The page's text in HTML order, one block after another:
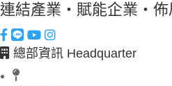
連結產業・賦能企業・
總部資訊 Headquarter